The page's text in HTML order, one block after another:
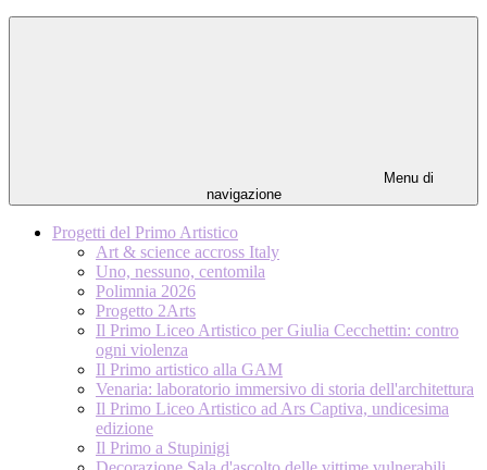
Menu di
navigazione
Progetti del Primo Artistico
Art & science accross Italy
Uno, nessuno, centomila
Polimnia 2026
Progetto 2Arts
Il Primo Liceo Artistico per Giulia Cecchettin: contro
ogni violenza
Il Primo artistico alla GAM
Venaria: laboratorio immersivo di storia dell'architettura
Il Primo Liceo Artistico ad Ars Captiva, undicesima
edizione
Il Primo a Stupinigi